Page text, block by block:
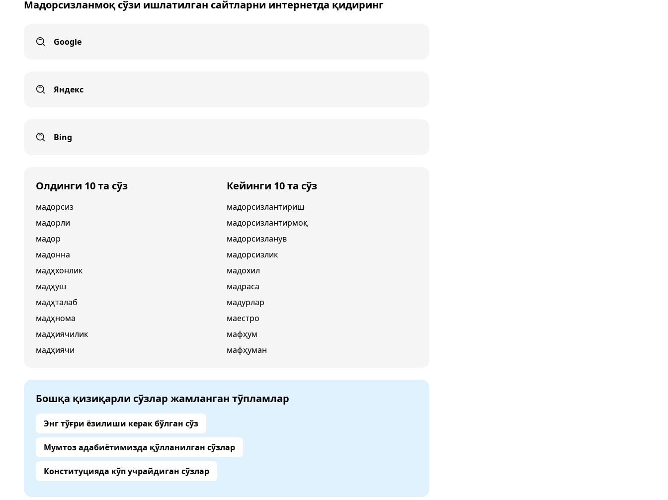
Мадорсизланмоқ сўзи ишлатилган сайтларни интернетда қидиринг
Google
Яндекс
Bing
Олдинги 10 та сўз
мадорсиз
мадорли
мадор
мадонна
мадҳхонлик
мадҳуш
мадҳталаб
мадҳнома
мадҳиячилик
мадҳиячи
Кейинги 10 та сўз
мадорсизлантириш
мадорсизлантирмоқ
мадорсизланув
мадорсизлик
мадохил
мадраса
мадурлар
маестро
мафҳум
мафҳуман
Бошқа қизиқарли сўзлар жамланган тўпламлар
Энг тўғри ёзилиши керак бўлган сўз
Мумтоз адабиётимизда қўлланилган сўзлар
Конституцияда кўп учрайдиган сўзлар